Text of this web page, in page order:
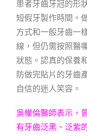
患者牙齒牙冠的形
短假牙製作時間。
方式和一般牙齒一
線，但仍需按照醫
狀態。認真的保養
防做完貼片的牙齒
自信的迷人笑容。
吳權倫醫師表示，
有牙齒泛黑、泛紫